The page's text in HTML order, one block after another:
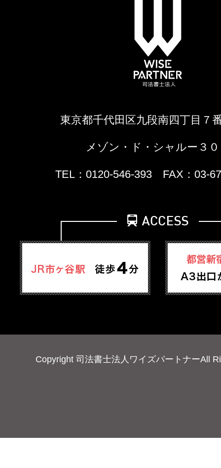
東京都千代田区九段南四丁目７
メゾン・ド・シャルー３
TEL：0120-546-393 FAX：03-
Copyright 司法書士法人ワイズパートナーAll